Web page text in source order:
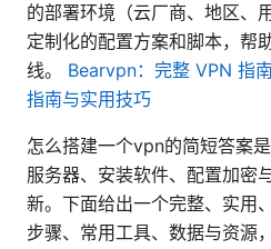
的部署环境（云厂商、地区、
定制化的配置方案和脚本，帮
线。 Bearvpn：完整 VPN 指
指南与实用技巧
怎么搭建一个vpn的简短答案
服务器、安装软件、配置加密
新。下面给出一个完整、实用
步骤、常用工具、数据与资源